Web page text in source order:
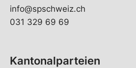
info@spschweiz.ch
031 329 69 69
Kantonalparteien